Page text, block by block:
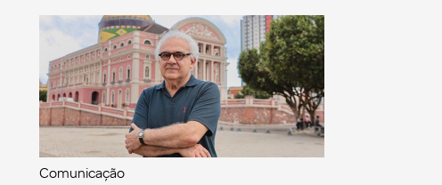
Comunicação